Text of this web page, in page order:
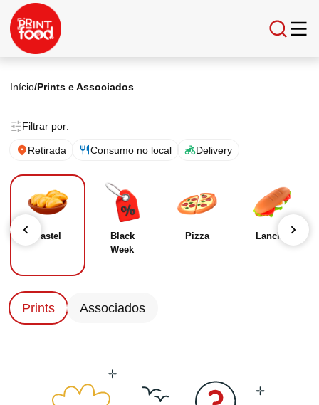
Início/Prints e Associados
Filtrar por:
Retirada Consumo no local Delivery
Pastel
Black
Week
Pizza Lanche
Prints Associados